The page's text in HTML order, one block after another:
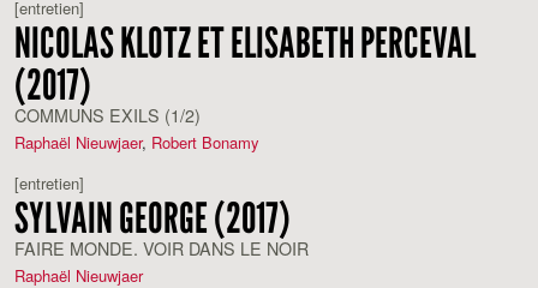
[entretien]
NICOLAS KLOTZ ET ELISABETH PERCEVAL
(2017)
COMMUNS EXILS (1/2)
Raphaël Nieuwjaer, Robert Bonamy
[entretien]
SYLVAIN GEORGE (2017)
FAIRE MONDE. VOIR DANS LE NOIR
Raphaël Nieuwjaer